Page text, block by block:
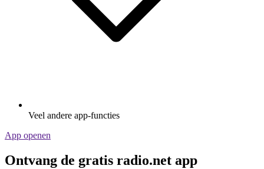
Veel andere app-functies
App openen
Ontvang de gratis radio.net app